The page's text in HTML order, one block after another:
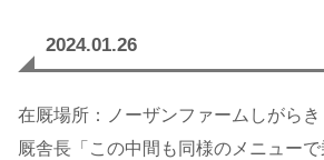
2024.01.26
在厩場所：ノーザンファームしがらき
厩舎長「この中間も同様のメニュー